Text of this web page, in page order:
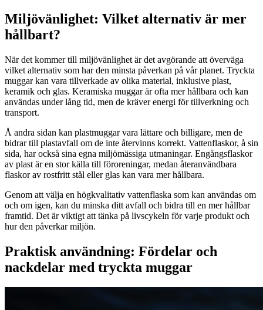
Miljövänlighet: Vilket alternativ är mer
hållbart?
När det kommer till miljövänlighet är det avgörande att överväga
vilket alternativ som har den minsta påverkan på vår planet. Tryckta
muggar kan vara tillverkade av olika material, inklusive plast,
keramik och glas. Keramiska muggar är ofta mer hållbara och kan
användas under lång tid, men de kräver energi för tillverkning och
transport.
Å andra sidan kan plastmuggar vara lättare och billigare, men de
bidrar till plastavfall om de inte återvinns korrekt. Vattenflaskor, å sin
sida, har också sina egna miljömässiga utmaningar. Engångsflaskor
av plast är en stor källa till föroreningar, medan återanvändbara
flaskor av rostfritt stål eller glas kan vara mer hållbara.
Genom att välja en högkvalitativ vattenflaska som kan användas om
och om igen, kan du minska ditt avfall och bidra till en mer hållbar
framtid. Det är viktigt att tänka på livscykeln för varje produkt och
hur den påverkar miljön.
Praktisk användning: Fördelar och
nackdelar med tryckta muggar